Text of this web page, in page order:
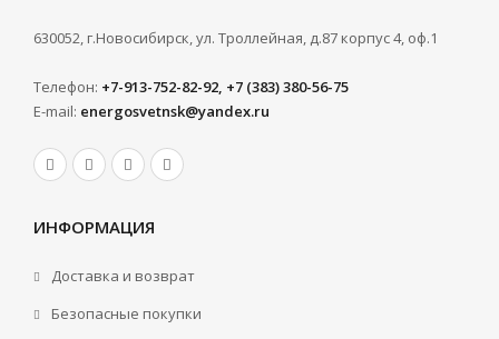
630052, г.Новосибирск, ул. Троллейная, д.87 корпус 4, оф.1
Телефон: +7-913-752-82-92, +7 (383) 380-56-75
E-mail: energosvetnsk@yandex.ru
ИНФОРМАЦИЯ
Доставка и возврат
Безопасные покупки